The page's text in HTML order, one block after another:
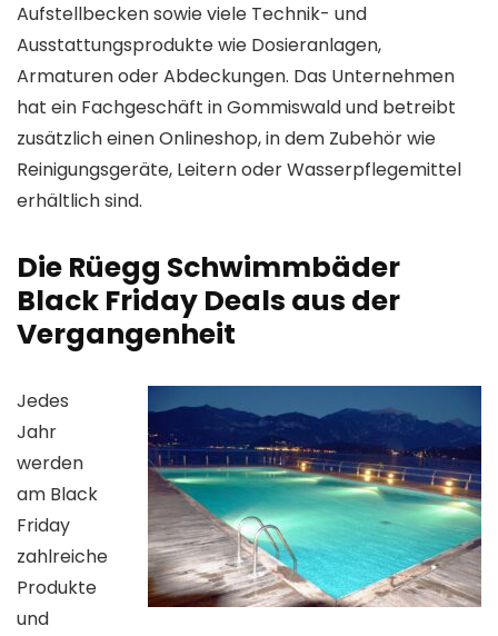
Aufstellbecken sowie viele Technik- und
Ausstattungsprodukte wie Dosieranlagen,
Armaturen oder Abdeckungen. Das Unternehmen
hat ein Fachgeschäft in Gommiswald und betreibt
zusätzlich einen Onlineshop, in dem Zubehör wie
Reinigungsgeräte, Leitern oder Wasserpflegemittel
erhältlich sind.
Die Rüegg Schwimmbäder
Black Friday Deals aus der
Vergangenheit
Jedes
Jahr
werden
am Black
Friday
zahlreiche
Produkte
und